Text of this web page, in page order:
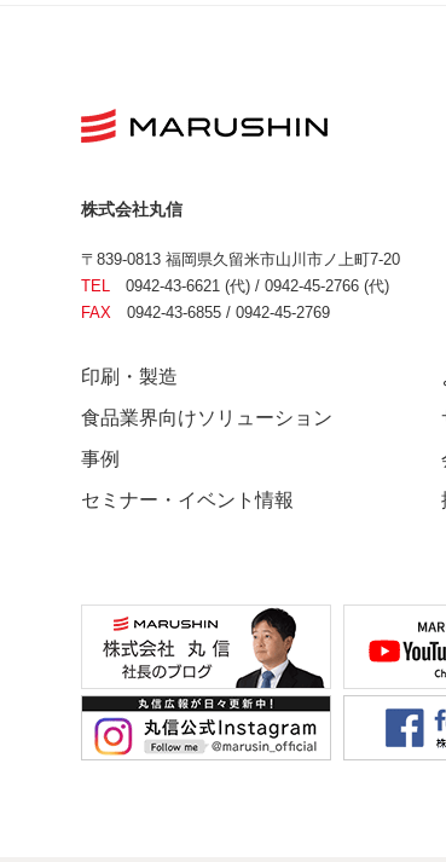
株式会社丸信
〒839-0813 福岡県久留米市山川市ノ上町7-20
TEL 0942-43-6621 (代) / 0942-45-2766 (代)
FAX 0942-43-6855 / 0942-45-2769
印刷・製造
食品業界向けソリューション
事例
セミナー・イベント情報